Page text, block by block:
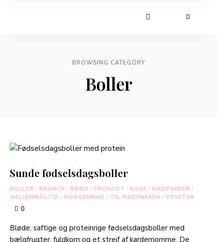
BROWSING CATEGORY
Boller
Sunde fødselsdagsboller
BOLLER / BRUNCH / BRØD / FROKOST / KAGE / MADPAKKER /
MELLEMMÅLTID / MORGENMAD / TIL MADPAKKEN / VEGETAR
0
Bløde, saftige og proteinrige fødselsdagsboller med
bælgfrugter, fuldkorn og et strejf af kardemomme. De